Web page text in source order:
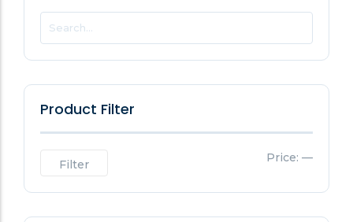
Product Filter
Filter Price: —